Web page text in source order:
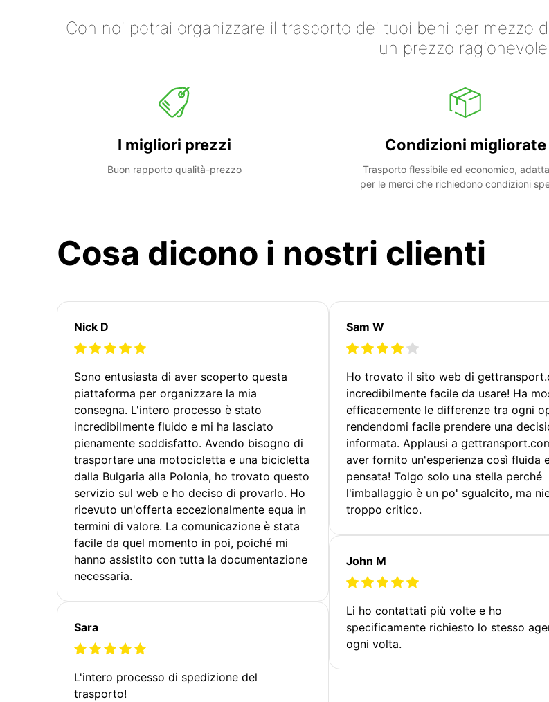
Con noi potrai organizzare il trasporto dei tuoi beni per mezzo
un prezzo ragionevole.
I migliori prezzi
Buon rapporto qualità-prezzo
Condizioni migliorate
Trasporto flessibile ed economico,
per le merci che richiedono condizioni
Cosa dicono i nostri clienti
Nick D
Sono entusiasta di aver scoperto questa
piattaforma per organizzare la mia
consegna. L'intero processo è stato
incredibilmente fluido e mi ha lasciato
pienamente soddisfatto. Avendo bisogno di
trasportare una motocicletta e una bicicletta
dalla Bulgaria alla Polonia, ho trovato questo
servizio sul web e ho deciso di provarlo. Ho
ricevuto un'offerta eccezionalmente equa in
termini di valore. La comunicazione è stata
facile da quel momento in poi, poiché mi
hanno assistito con tutta la documentazione
necessaria.
Sara
L'intero processo di spedizione del
trasporto!
Sam W
Ho trovato il sito web di
incredibilmente facile da usare! Ha
efficacemente le differenze tra ogni
rendendomi facile prendere una
informata. Applausi a
aver fornito un'esperienza così fluida
pensata! Tolgo solo una stella perché
l'imballaggio è un po' sgualcito, ma
troppo critico.
John M
Li ho contattati più volte e ho
specificamente richiesto lo stesso
ogni volta.